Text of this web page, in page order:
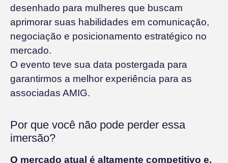
desenhado para mulheres que buscam
aprimorar suas habilidades em comunicação,
negociação e posicionamento estratégico no
mercado.
O evento teve sua data postergada para
garantirmos a melhor experiência para as
associadas AMIG.
Por que você não pode perder essa
imersão?
O mercado atual é altamente competitivo e,